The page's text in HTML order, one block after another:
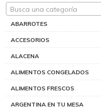
Busca una categoría
ABARROTES
ACCESORIOS
ALACENA
ALIMENTOS CONGELADOS
ALIMENTOS FRESCOS
ARGENTINA EN TU MESA